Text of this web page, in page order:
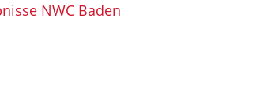
NWC Baden